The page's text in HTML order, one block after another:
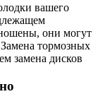
вашего
они могут
тормозных
замена дисков